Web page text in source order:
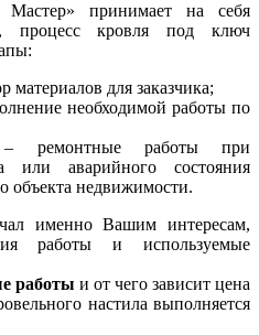
принимает на себя
процесс кровля под ключ
для заказчика;
необходимой работы по
ремонтные работы при
или аварийного состояния
объекта недвижимости.
именно Вашим интересам,
работы и используемые
работы и от чего зависит цена
настила выполняется